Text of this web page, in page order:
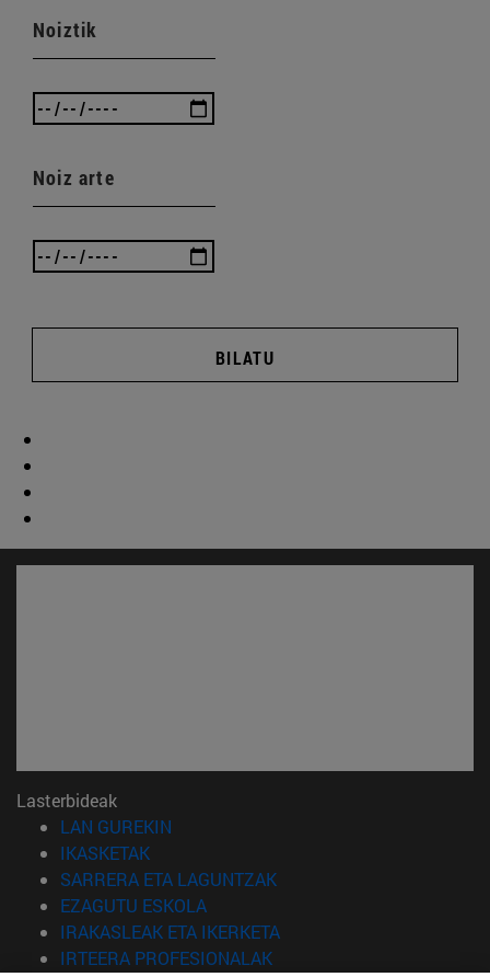
Noiztik
Noiz arte
BILATU
Lasterbideak
LAN GUREKIN
IKASKETAK(Beste leiho batean irekiko da)
SARRERA ETA LAGUNTZAK(Beste leiho batean irekiko
EZAGUTU ESKOLA(Beste leiho batean irekiko da)
IRAKASLEAK ETA IKERKETA(Beste leiho batean irekiko
IRTEERA PROFESIONALAK(Beste leiho batean irekiko